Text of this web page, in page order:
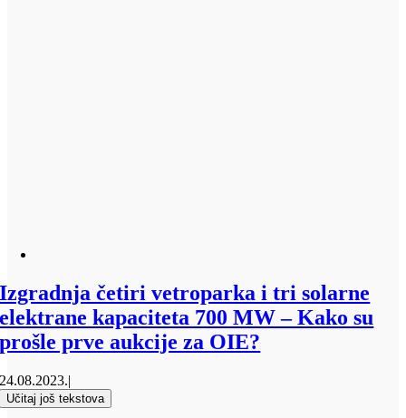
Izgradnja četiri vetroparka i tri solarne
elektrane kapaciteta 700 MW – Kako su
prošle prve aukcije za OIE?
24.08.2023.|
Učitaj još tekstova